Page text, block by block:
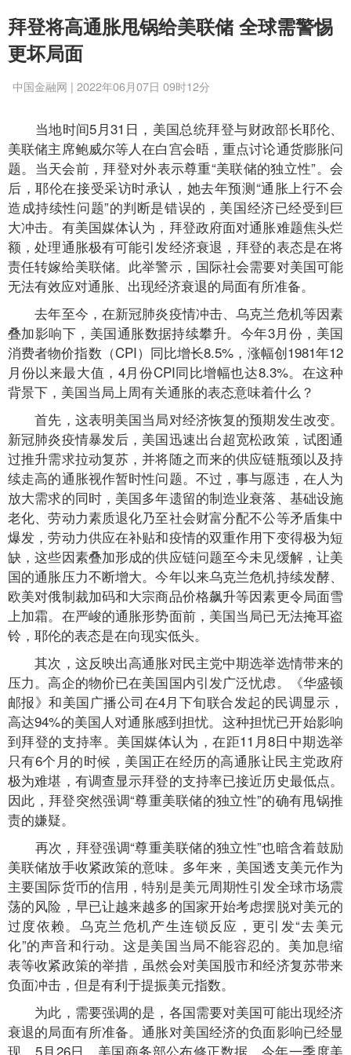
拜登将高通胀甩锅给美联储 全球需警惕
更坏局面
中国金融网 | 2022年06月07日 09时12分
当地时间5月31日，美国总统拜登与财政部长耶伦、
美联储主席鲍威尔等人在白宫会晤，重点讨论通货膨胀问
题。当天会前，拜登对外表示尊重“美联储的独立性”。会
后，耶伦在接受采访时承认，她去年预测“通胀上行不会
造成持续性问题”的判断是错误的，美国经济已经受到巨
大冲击。有美国媒体认为，拜登政府面对通胀难题焦头烂
额，处理通胀极有可能引发经济衰退，拜登的表态是在将
责任转嫁给美联储。此举警示，国际社会需要对美国可能
无法有效应对通胀、出现经济衰退的局面有所准备。
去年至今，在新冠肺炎疫情冲击、乌克兰危机等因素
叠加影响下，美国通胀数据持续攀升。今年3月份，美国
消费者物价指数（CPI）同比增长8.5%，涨幅创1981年12
月份以来最大值，4月份CPI同比增幅也达8.3%。在这种
背景下，美国当局上周有关通胀的表态意味着什么？
首先，这表明美国当局对经济恢复的预期发生改变。
新冠肺炎疫情暴发后，美国迅速出台超宽松政策，试图通
过推升需求拉动复苏，并将随之而来的供应链瓶颈以及持
续走高的通胀视作暂时性问题。不过，事与愿违，在人为
放大需求的同时，美国多年遗留的制造业衰落、基础设施
老化、劳动力素质退化乃至社会财富分配不公等矛盾集中
爆发，劳动力供应在补贴和疫情的双重作用下变得极为短
缺，这些因素叠加形成的供应链问题至今未见缓解，让美
国的通胀压力不断增大。今年以来乌克兰危机持续发酵、
欧美对俄制裁加码和大宗商品价格飙升等因素更令局面雪
上加霜。在严峻的通胀形势面前，美国当局已无法掩耳盗
铃，耶伦的表态是在向现实低头。
其次，这反映出高通胀对民主党中期选举选情带来的
压力。高企的物价已在美国国内引发广泛忧虑。《华盛顿
邮报》和美国广播公司在4月下旬联合发起的民调显示，
高达94%的美国人对通胀感到担忧。这种担忧已开始影响
到拜登的支持率。美国媒体认为，在距11月8日中期选举
只有6个月的时候，美国正在经历的高通胀让民主党政府
极为难堪，有调查显示拜登的支持率已接近历史最低点。
因此，拜登突然强调“尊重美联储的独立性”的确有甩锅推
责的嫌疑。
再次，拜登强调“尊重美联储的独立性”也暗含着鼓励
美联储放手收紧政策的意味。多年来，美国透支美元作为
主要国际货币的信用，特别是美元周期性引发全球市场震
荡的风险，早已让越来越多的国家开始考虑摆脱对美元的
过度依赖。乌克兰危机产生连锁反应，更引发“去美元
化”的声音和行动。这是美国当局不能容忍的。美加息缩
表等收紧政策的举措，虽然会对美国股市和经济复苏带来
负面冲击，但是有利于提振美元指数。
为此，需要强调的是，各国需要对美国可能出现经济
衰退的局面有所准备。通胀对美国经济的负面影响已经显
现。5月26日，美国商务部公布修正数据，今年一季度美